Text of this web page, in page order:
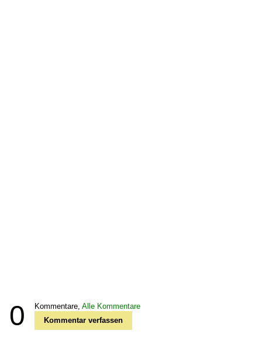
0 Kommentare, Alle Kommentare
Kommentar verfassen